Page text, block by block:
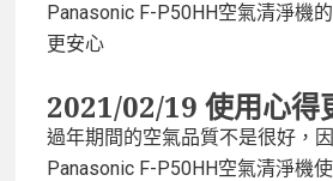
Panasonic F-P50HH空氣清淨機
更安心
2021/02/19 使用心得
過年期間的空氣品質不是很好，
Panasonic F-P50HH空氣清淨機